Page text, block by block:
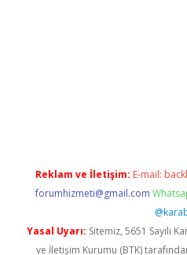
Reklam ve İletişim: E-mail:
forumhizmeti@gmail.com
Yasal Uyarı: Sitemiz, 5651 Sayılı
ve İletişim Kurumu (BTK)